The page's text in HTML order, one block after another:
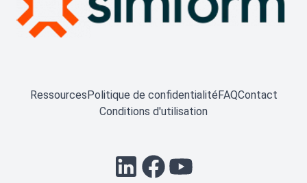
RessourcesPolitique de confidentialitéFAQContact
Conditions d'utilisation
LinkedInFacebook
YouTube